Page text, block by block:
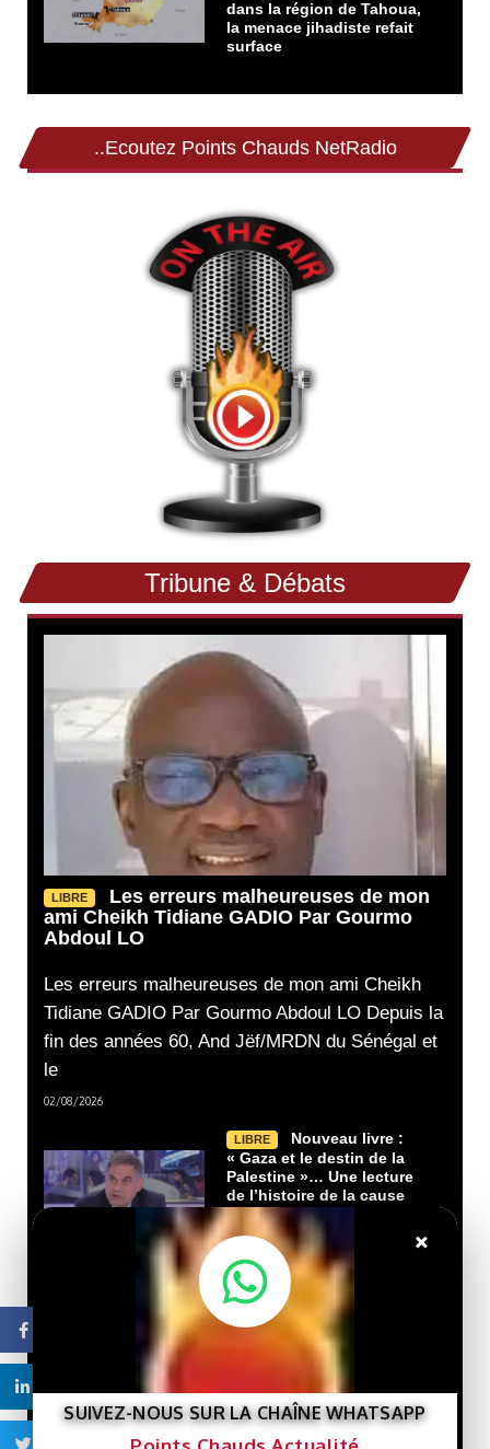
dans la région de Tahoua,
la menace jihadiste refait
surface
..Ecoutez Points Chauds NetRadio
Tribune & Débats
LIBRE
Les erreurs malheureuses de mon
ami Cheikh Tidiane GADIO Par Gourmo
Abdoul LO
Les erreurs malheureuses de mon ami Cheikh
Tidiane GADIO Par Gourmo Abdoul LO Depuis la
fin des années 60, And Jëf/MRDN du Sénégal et
le
02/08/2026
LIBRE
Nouveau livre :
« Gaza et le destin de la
Palestine »… Une lecture
de l’histoire de la cause
palestinienne depuis la
porte de Gaza.
29/07/2026
LIBRE
Que veut le
Président Ghazwani?
LIBRE
Macky Sall défie
×
SUIVEZ-NOUS SUR LA CHAÎNE WHATSAPP